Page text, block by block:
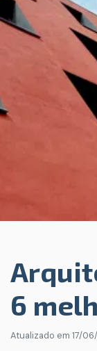
6
Atualizado em 17/